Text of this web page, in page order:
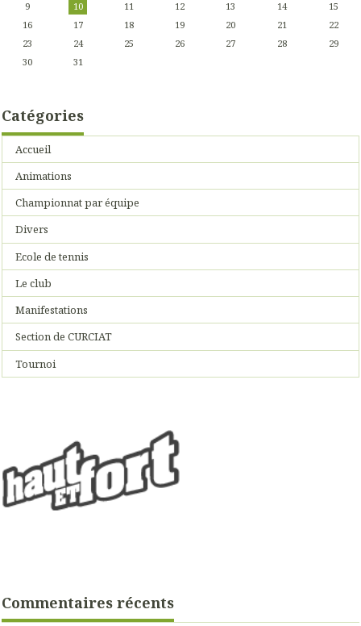
9 10 11 12 13 14
15
16
17 18 19 20 21
22
23
24 25 26 27 28
29
30
31
Catégories
Accueil
Animations
Championnat par équipe
Divers
Ecole de tennis
Le club
Manifestations
Section de CURCIAT
Tournoi
Commentaires récents